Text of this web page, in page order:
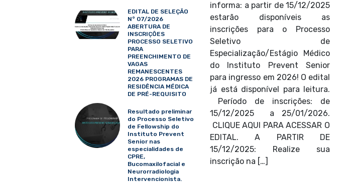
EDITAL DE SELEÇÃO
N° 07/2026
ABERTURA DE
INSCRIÇÕES
PROCESSO SELETIVO
PARA
PREENCHIMENTO DE
VAGAS
REMANESCENTES
2026 PROGRAMAS DE
RESIDÊNCIA MÉDICA
DE PRÉ-REQUISITO
Resultado preliminar
do Processo Seletivo
de Fellowship do
Instituto Prevent
Senior nas
especialidades de
CPRE,
Bucomaxilofacial e
Neurorradiologia
Intervencionista.
informa: a partir de 15/12/2025
estarão disponíveis as
inscrições para o Processo
Seletivo de
Especialização/Estágio Médico
do Instituto Prevent Senior
para ingresso em 2026! O edital
já está disponível para leitura.
Período de inscrições: de
15/12/2025 a 25/01/2026.
CLIQUE AQUI PARA ACESSAR O
EDITAL. A PARTIR DE
15/12/2025: Realize sua
inscrição na […]